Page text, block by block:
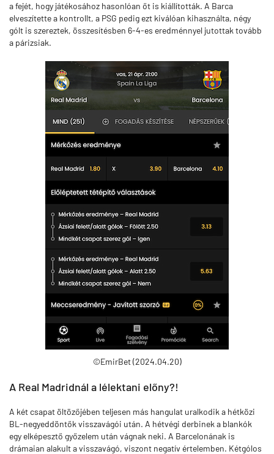
a fejét, hogy játékosához hasonlóan őt is kiállították. A Barca
elveszítette a kontrollt, a PSG pedig ezt kiválóan kihasználta, négy
gólt is szereztek, összesítésben 6-4-es eredménnyel jutottak tovább
a párizsiak.
©EmirBet (2024.04.20)
A Real Madridnál a lélektani előny?!
A két csapat öltözőjében teljesen más hangulat uralkodik a hétközi
BL-negyeddöntők visszavágói után. A hétvégi derbinek a blankók
egy elképesztő győzelem után vágnak neki. A Barcelonának is
drámaian alakult a visszavágó, viszont negatív értelemben. Kétgólos